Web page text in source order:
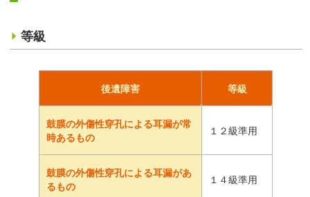
等級
後遺障害 等級
鼓膜の外傷性穿孔による耳漏が常
時あるもの
１２級準用
鼓膜の外傷性穿孔による耳漏があ
るもの
１４級準用